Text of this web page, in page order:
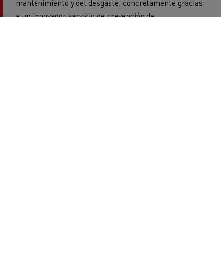
inmovilizaciones. De este modo, podrás garantizar la
máxima disponibilidad de tus vehículos, contribuyendo